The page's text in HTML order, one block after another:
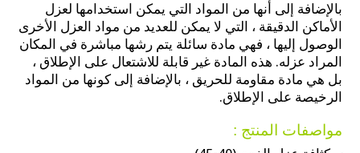
بالإضافة إلى أنها من المواد التي يمكن استخدامها لعزل
الأماكن الدقيقة ، التي لا يمكن للعديد من مواد العزل الأخرى
الوصول إليها ، فهي مادة سائلة يتم رشها مباشرة في المكان
المراد عزله. هذه المادة غير قابلة للاشتعال على الإطلاق ،
بل هي مادة مقاومة للحريق ، بالإضافة إلى كونها من المواد
الرخيصة على الإطلاق.
مواصفات المنتج :